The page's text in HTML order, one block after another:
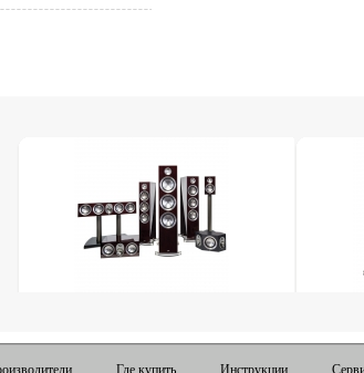
Где купить Инструкции